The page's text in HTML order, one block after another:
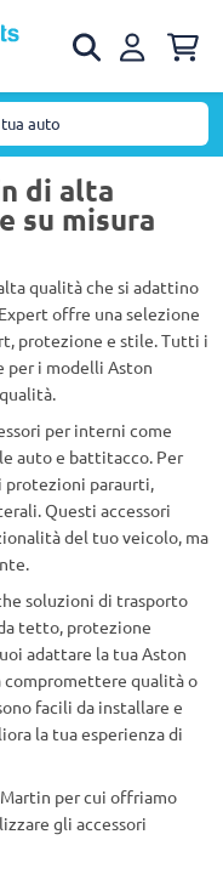
auto
di alta
su misura
qualità che si adattino
offre una selezione
protezione e stile. Tutti i
i modelli Aston
per interni come
auto e battitacco. Per
protezioni paraurti,
Questi accessori
del tuo veicolo, ma
soluzioni di trasporto
tetto, protezione
adattare la tua Aston
compromettere qualità o
facili da installare e
la tua esperienza di
per cui offriamo
gli accessori